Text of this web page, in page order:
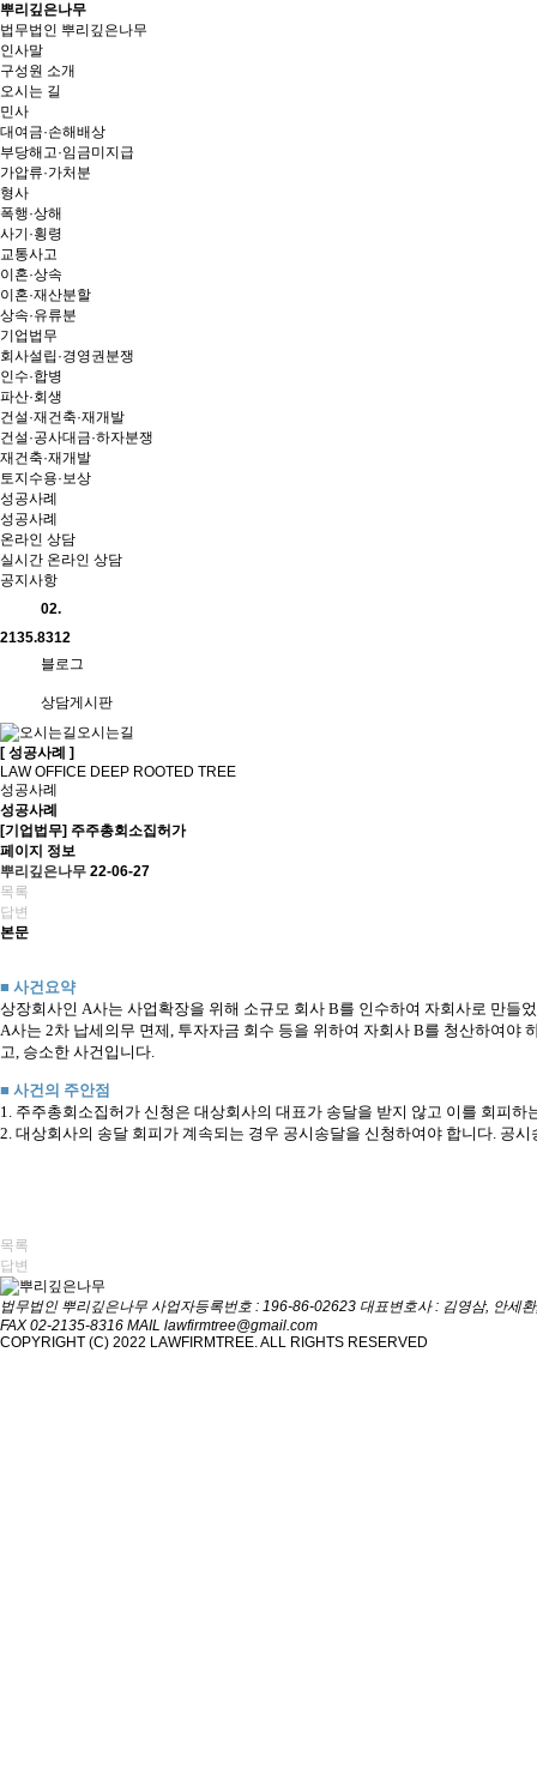
뿌리깊은나무
법무법인 뿌리깊은나무
인사말
구성원 소개
오시는 길
민사
대여금·손해배상
부당해고·임금미지급
가압류·가처분
형사
폭행·상해
사기·횡령
교통사고
이혼·상속
이혼·재산분할
상속·유류분
기업법무
회사설립·경영권분쟁
인수·합병
파산·회생
건설·재건축·재개발
건설·공사대금·하자분쟁
재건축·재개발
토지수용·보상
성공사례
성공사례
온라인 상담
실시간 온라인 상담
공지사항
02.
2135.8312
블로그
상담게시판
오시는길
[ 성공사례 ]
LAW OFFICE DEEP ROOTED TREE
성공사례
성공사례
[기업법무] 주주총회소집허가
페이지 정보
뿌리깊은나무 22-06-27
목록
답변
본문
■ 사건요약
상장회사인 A사는 사업확장을 위해 소규모 회사 B를 인수하여 자회사로 만
A사는 2차 납세의무 면제, 투자자금 회수 등을 위하여 자회사 B를 청산하여
고, 승소한 사건입니다.
■ 사건의 주안점
1. 주주총회소집허가 신청은 대상회사의 대표가 송달을 받지 않고 이를 회피
2. 대상회사의 송달 회피가 계속되는 경우 공시송달을 신청하여야 합니다. 공
목록
답변
법무법인 뿌리깊은나무 사업자등록번호 : 196-86-02623 대표변호사 : 김영삼, 안세
FAX 02-2135-8316 MAIL lawfirmtree@gmail.com
COPYRIGHT (C) 2022 LAWFIRMTREE. ALL RIGHTS RESERVED